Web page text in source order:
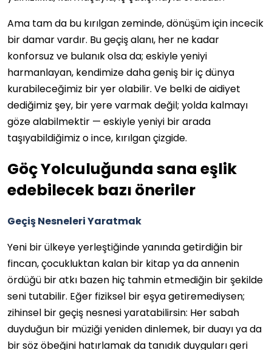
Ama tam da bu kırılgan zeminde, dönüşüm için incecik
bir damar vardır. Bu geçiş alanı, her ne kadar
konforsuz ve bulanık olsa da; eskiyle yeniyi
harmanlayan, kendimize daha geniş bir iç dünya
kurabileceğimiz bir yer olabilir. Ve belki de aidiyet
dediğimiz şey, bir yere varmak değil; yolda kalmayı
göze alabilmektir — eskiyle yeniyi bir arada
taşıyabildiğimiz o ince, kırılgan çizgide.
Göç Yolculuğunda sana eşlik
edebilecek bazı öneriler
Geçiş Nesneleri Yaratmak
Yeni bir ülkeye yerleştiğinde yanında getirdiğin bir
fincan, çocukluktan kalan bir kitap ya da annenin
ördüğü bir atkı bazen hiç tahmin etmediğin bir şekilde
seni tutabilir. Eğer fiziksel bir eşya getiremediysen;
zihinsel bir geçiş nesnesi yaratabilirsin: Her sabah
duyduğun bir müziği yeniden dinlemek, bir duayı ya da
bir söz öbeğini hatırlamak da tanıdık duyguları geri